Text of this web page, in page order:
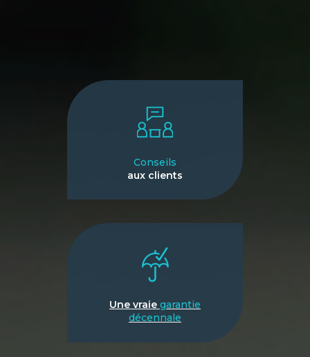
Conseils
aux clients
Une vraie garantie
décennale